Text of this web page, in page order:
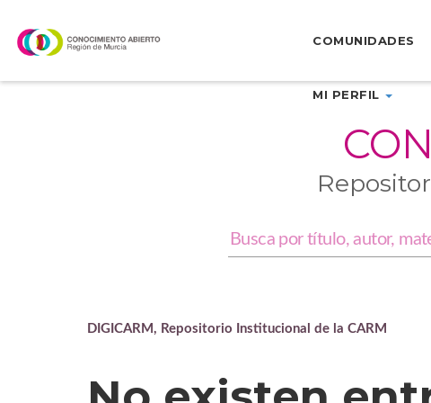
navigation
COMUNIDADES
MI PERFIL
DIGICARM, Repositorio Institucional de la CARM